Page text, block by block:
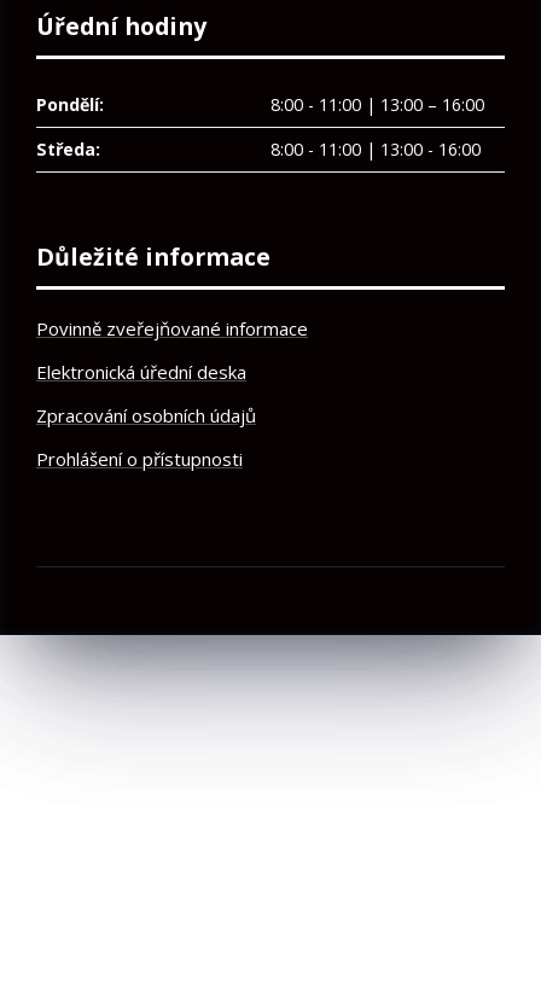
Úřední hodiny
Pondělí:
8:00 - 11:00 | 13:00 – 16:00
Středa:
8:00 - 11:00 | 13:00 - 16:00
Důležité informace
Povinně zveřejňované informace
Elektronická úřední deska
Zpracování osobních údajů
Prohlášení o přístupnosti